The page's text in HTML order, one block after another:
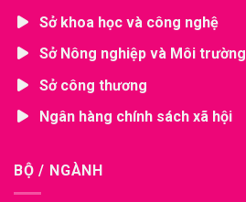
Sở khoa học và công nghệ
Sở Nông nghiệp và Môi trường
Sở công thương
Ngân hàng chính sách xã hội
BỘ / NGÀNH